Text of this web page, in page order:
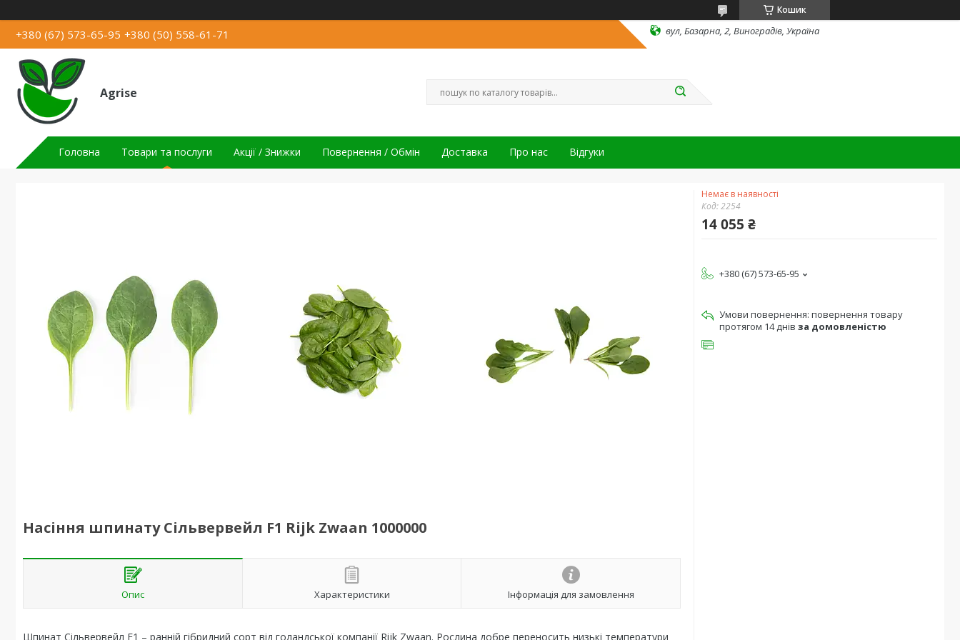
Кошик
+380 (67) 573-65-95 +380 (50) 558-61-71 вул, Базарна, 2, Виноградів, Україна
Agrise
Головна Товари та послуги Акції / Знижки Повернення / Обмін Доставка Про нас Відгуки
Насіння шпинату Сільвервейл F1 Rijk Zwaan 1000000
Опис Характеристики Інформація для замовлення
Шпинат Сільвервейл F1 – ранній гібридний сорт від голандської компанії Rijk Zwaan. Рослина добре переносить низькі температури
Немає в наявності
Код:2254
14 055 ₴
+380 (67) 573-65-95
повернення товару
протягом 14 днів за домовленістю